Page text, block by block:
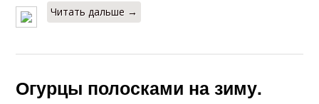
Читать дальше →
Огурцы полосками на зиму.